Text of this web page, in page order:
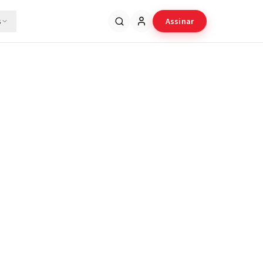
Assinar